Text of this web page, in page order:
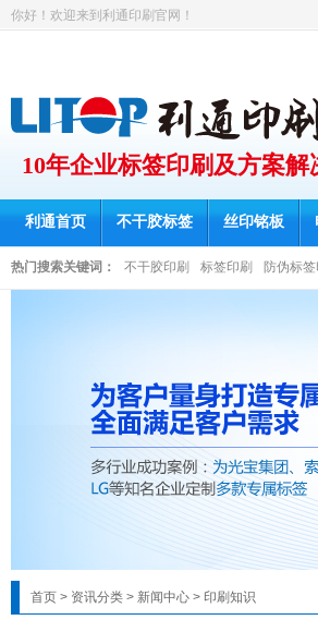
你好！欢迎来到利通印刷官网！
10年企业标签印刷及方案解
利通首页 不干胶标签 丝印铭板
热门搜索关键词： 不干胶印刷 标签印刷 防伪标签
首页 > 资讯分类 > 新闻中心 > 印刷知识